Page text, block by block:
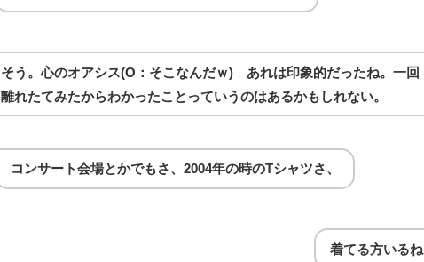
そう。心のオアシス(O：そこなんだｗ) あれは印象的だったね。一回
離れたてみたからわかったことっていうのはあるかもしれない。
コンサート会場とかでもさ、2004年の時のTシャツさ、
着てる方いるね